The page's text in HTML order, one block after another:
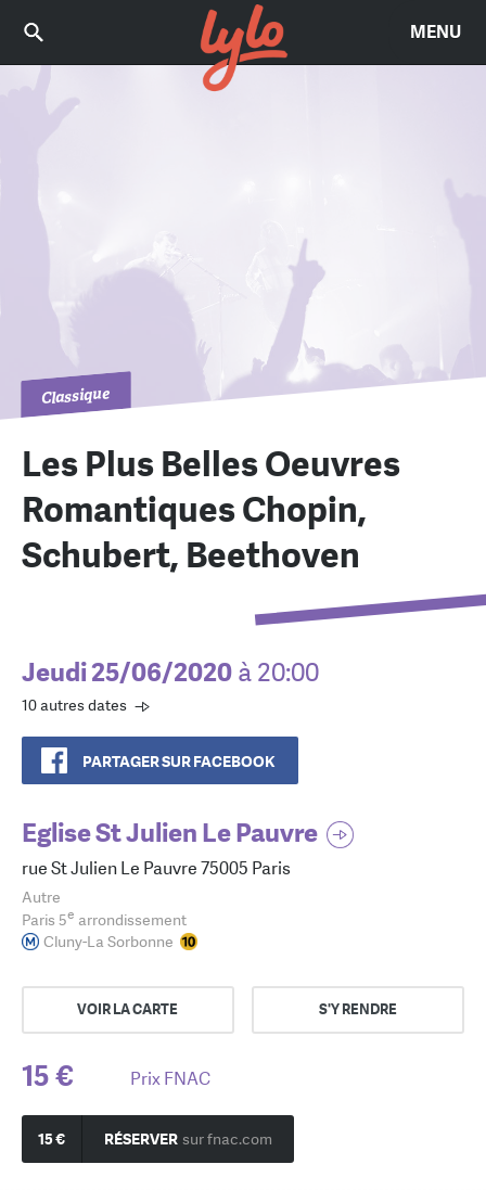
MENU
Classique
Les Plus Belles Oeuvres
Romantiques Chopin,
Schubert, Beethoven
Jeudi 25/06/2020 à 20:00
10 autres dates
PARTAGER SUR FACEBOOK
Eglise St Julien Le Pauvre
rue St Julien Le Pauvre 75005 Paris
Autre
Paris 5e arrondissement
Cluny-La Sorbonne
VOIR LA CARTE S'Y RENDRE
15 € Prix FNAC
15 € RÉSERVER sur fnac.com